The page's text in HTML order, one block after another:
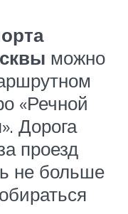
можно
«Речной
Дорога
проезд
не больше